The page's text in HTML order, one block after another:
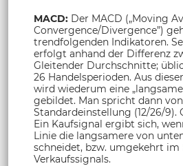
MACD: Der MACD („Moving
Convergence/Divergence”)
trendfolgenden Indikatoren.
erfolgt anhand der Differenz
Gleitender Durchschnitte;
26 Handelsperioden. Aus
wird wiederum eine
gebildet. Man spricht dann
Standardeinstellung (12/26/9).
Ein Kaufsignal ergibt sich,
Linie die langsamere von
schneidet, bzw. umgekehrt im
Verkaufssignals.